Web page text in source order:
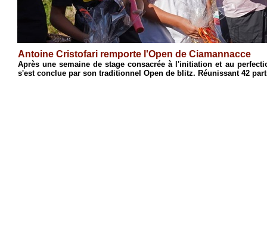
Antoine Cristofari remporte l'Open de Ciamannacce
Après une semaine de stage consacrée à l'initiation et au
s'est conclue par son traditionnel Open de blitz. Réunissant 42